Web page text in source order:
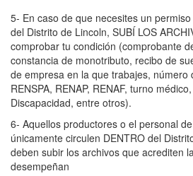
5- En caso de que necesites un
del Distrito de Lincoln, SUBÍ LOS
comprobar tu condición (comprobante
constancia de monotributo, recibo de
de empresa en la que trabajes, número
RENSPA, RENAP, RENAF, turno
Discapacidad, entre otros).
6- Aquellos productores o el personal
únicamente circulen DENTRO del
deben subir los archivos que acrediten
desempeñan